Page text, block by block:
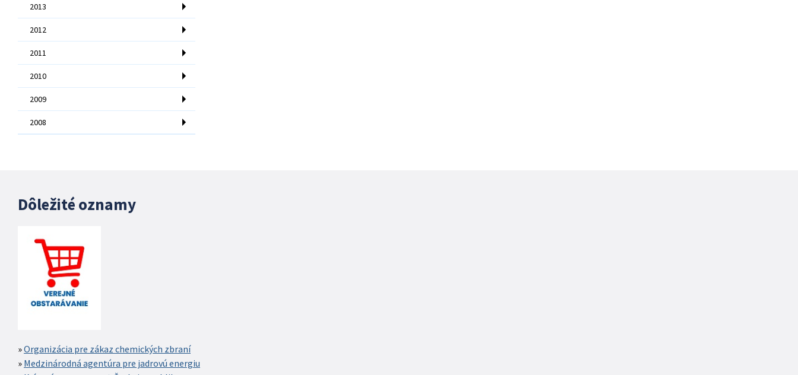
2013
2012
2011
2010
2009
2008
Dôležité oznamy
Organizácia pre zákaz chemických zbraní
Medzinárodná agentúra pre jadrovú energiu